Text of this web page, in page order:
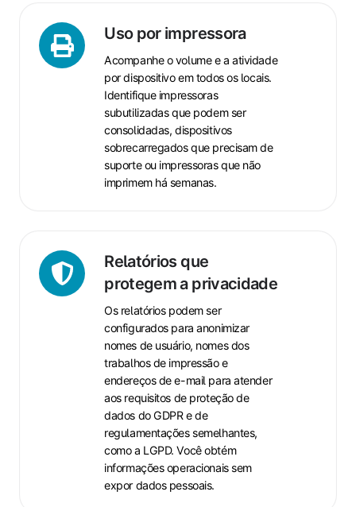
Uso por impressora
Acompanhe o volume e a atividade
por dispositivo em todos os locais.
Identifique impressoras
subutilizadas que podem ser
consolidadas, dispositivos
sobrecarregados que precisam de
suporte ou impressoras que não
imprimem há semanas.
Uso
por
impressora
Relatórios que
protegem a privacidade
Os relatórios podem ser
configurados para anonimizar
nomes de usuário, nomes dos
trabalhos de impressão e
endereços de e-mail para atender
aos requisitos de proteção de
dados do GDPR e de
regulamentações semelhantes,
como a LGPD. Você obtém
informações operacionais sem
expor dados pessoais.
Relatórios
que
protegem
privacidade